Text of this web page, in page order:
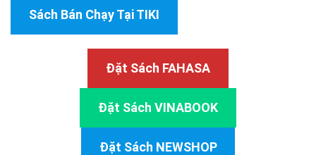
Sách Bán Chạy Tại TIKI
Đặt Sách FAHASA
Đặt Sách VINABOOK
Đặt Sách NEWSHOP